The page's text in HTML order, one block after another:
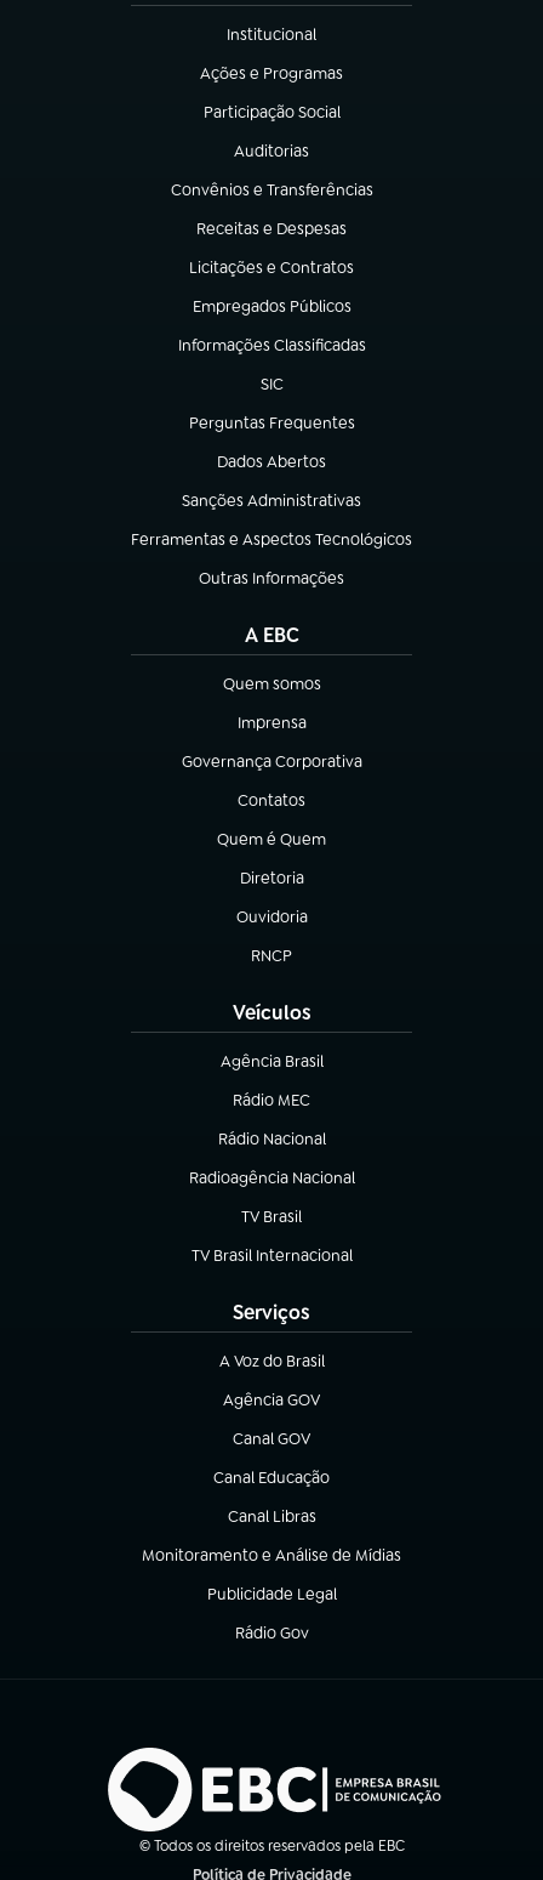
Institucional
(abre em nova aba)
Ações e Programas
(abre em nova aba)
Participação Social
(abre em nova aba)
Auditorias
(abre em nova aba)
Convênios e Transferências
(abre em nova aba)
Receitas e Despesas
(abre em nova aba)
Licitações e Contratos
(abre em nova aba)
Empregados Públicos
(abre em nova aba)
Informações Classificadas
(abre em nova aba)
SIC
(abre em nova aba)
Perguntas Frequentes
(abre em nova aba)
Dados Abertos
(abre em nova aba)
Sanções Administrativas
(abre em nova aba)
Ferramentas e Aspectos Tecnológicos
(abre em nova aba)
Outras Informações
(abre em nova aba)
A EBC
Quem somos
(abre em nova aba)
Imprensa
(abre em nova aba)
Governança Corporativa
(abre em nova aba)
Contatos
(abre em nova aba)
Quem é Quem
(abre em nova aba)
Diretoria
(abre em nova aba)
Ouvidoria
(abre em nova aba)
RNCP
(abre em nova aba)
Veículos
Agência Brasil
(abre em nova aba)
Rádio MEC
(abre em nova aba)
Rádio Nacional
Radioagência Nacional
(abre em nova aba)
TV Brasil
(abre em nova aba)
TV Brasil Internacional
(abre em nova aba)
Serviços
A Voz do Brasil
(abre em nova aba)
Agência GOV
(abre em nova aba)
Canal GOV
(abre em nova aba)
Canal Educação
(abre em nova aba)
Canal Libras
(abre em nova aba)
Monitoramento e Análise de Mídias
(abre em nova aba)
Publicidade Legal
(abre em nova aba)
Rádio Gov
(abre em nova aba)
© Todos os direitos reservados pela EBC
Política de Privacidade